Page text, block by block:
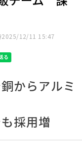
2025/12/11 15:47
からアルミ
採用増